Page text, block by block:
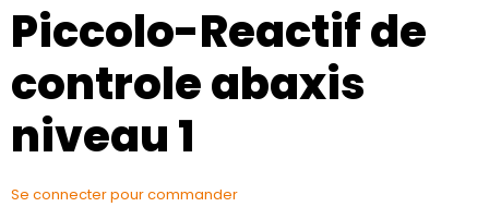
Piccolo-Reactif de
controle abaxis
niveau 1
Se connecter pour commander